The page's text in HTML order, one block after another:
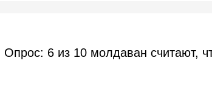
Опрос: 6 из 10 молдаван считают,